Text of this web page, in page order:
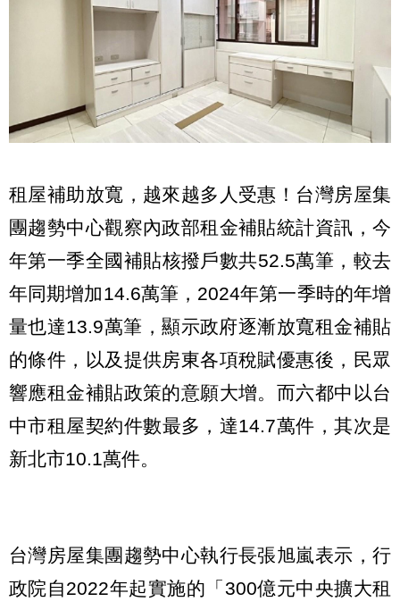
租屋補助放寬，越來越多人受惠！台灣房屋集
團趨勢中心觀察內政部租金補貼統計資訊，今
年第一季全國補貼核撥戶數共52.5萬筆，較去
年同期增加14.6萬筆，2024年第一季時的年增
量也達13.9萬筆，顯示政府逐漸放寬租金補貼
的條件，以及提供房東各項稅賦優惠後，民眾
響應租金補貼政策的意願大增。而六都中以台
中市租屋契約件數最多，達14.7萬件，其次是
新北市10.1萬件。
台灣房屋集團趨勢中心執行長張旭嵐表示，行
政院自2022年起實施的「300億元中央擴大租